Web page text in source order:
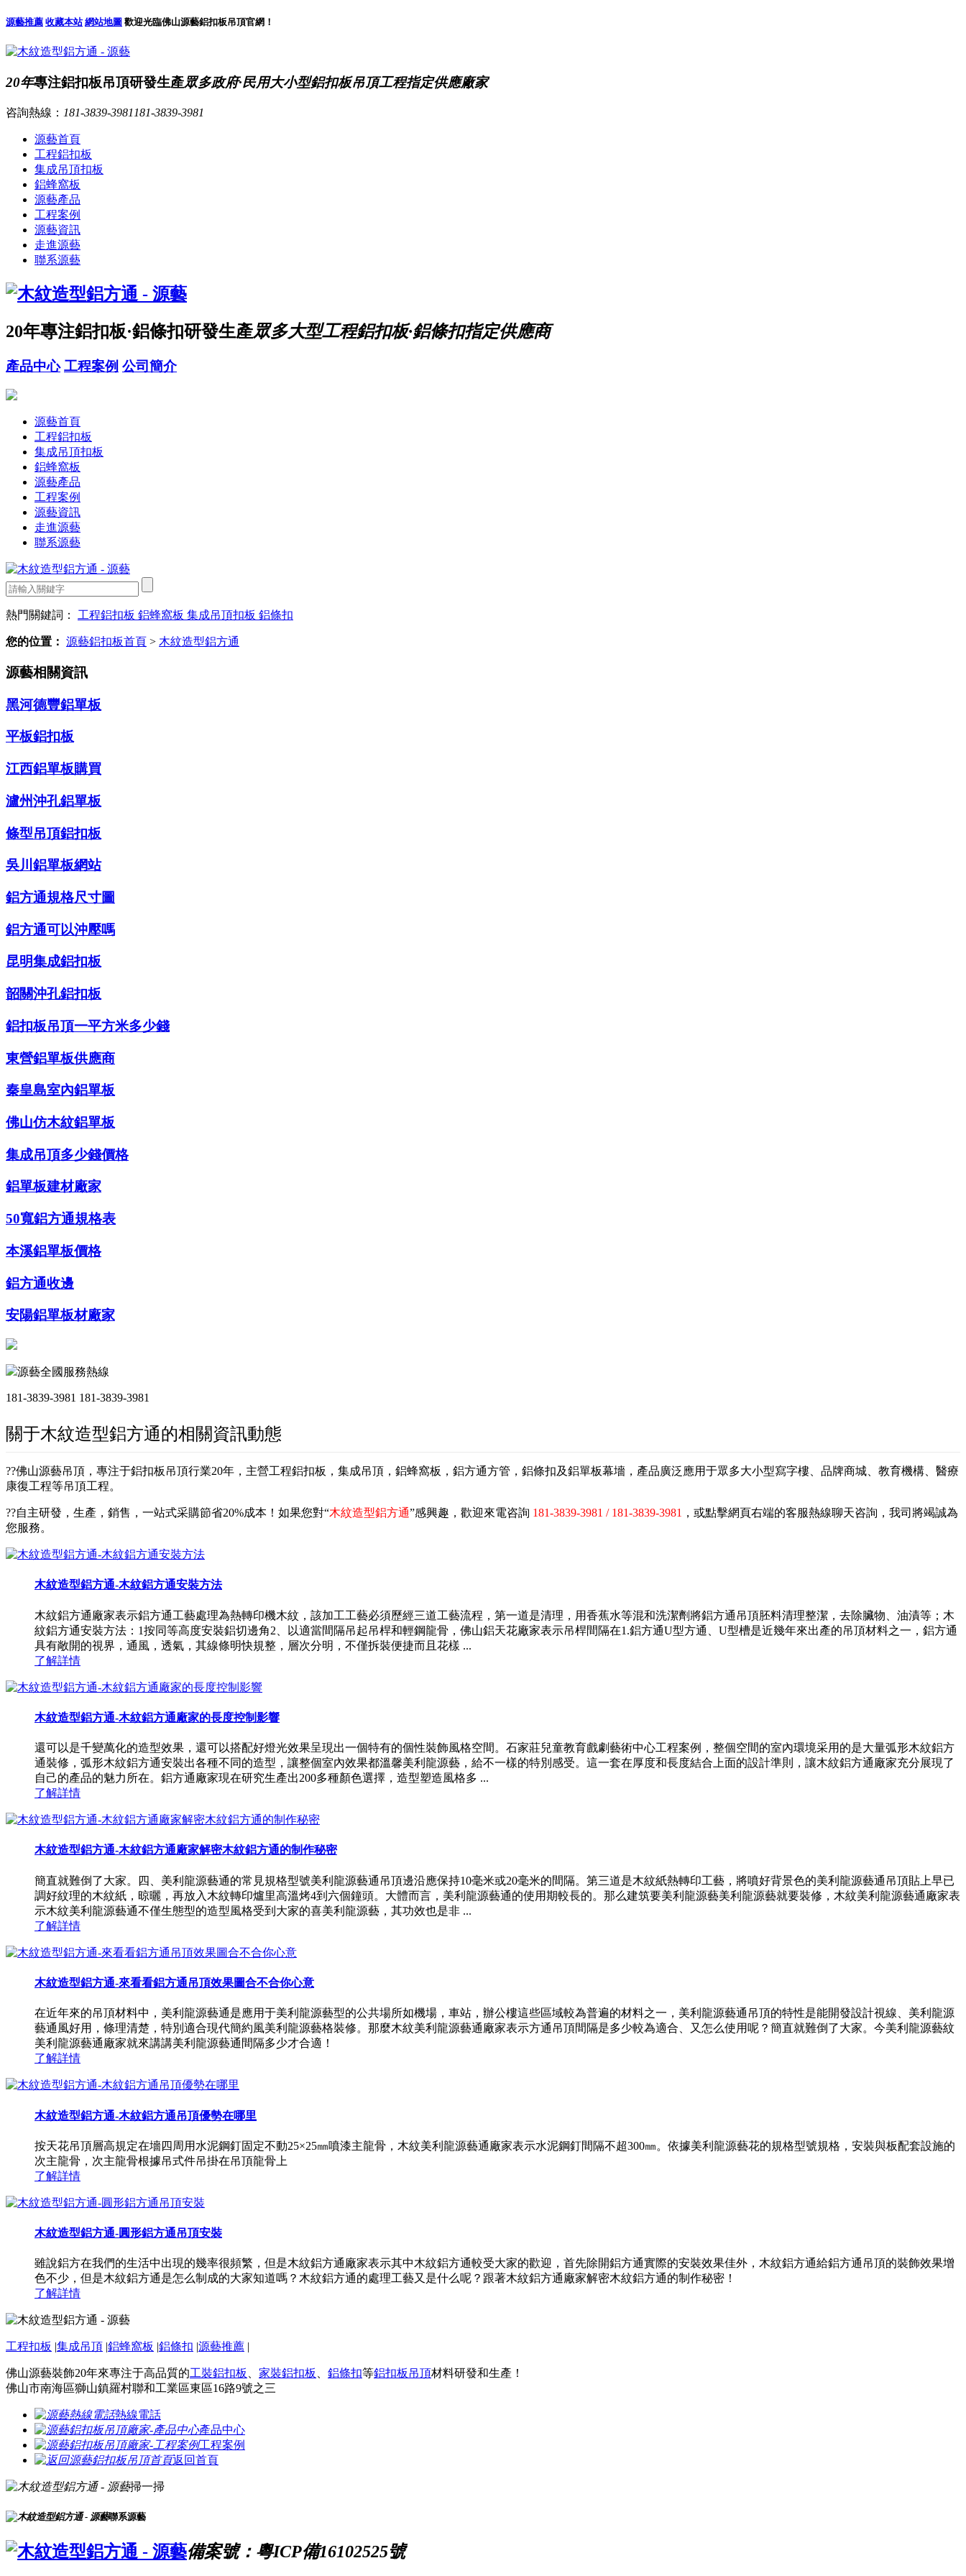
源藝推薦 收藏本站 網站地圖 歡迎光臨佛山源藝鋁扣板吊頂官網！
20年專注鋁扣板吊頂研發生產眾多政府·民用大小型鋁扣板吊頂工程指定供應廠家
咨詢熱線： 181-3839-3981 181-3839-3981
源藝首頁
工程鋁扣板
集成吊頂扣板
鋁蜂窩板
源藝產品
工程案例
源藝資訊
走進源藝
聯系源藝
20年專注鋁扣板·鋁條扣研發生產眾多大型工程鋁扣板·鋁條扣指定供應商
產品中心 工程案例 公司簡介
源藝首頁
工程鋁扣板
集成吊頂扣板
鋁蜂窩板
源藝產品
工程案例
源藝資訊
走進源藝
聯系源藝
熱門關鍵詞： 工程鋁扣板 鋁蜂窩板 集成吊頂扣板 鋁條扣
您的位置： 源藝鋁扣板首頁 > 木紋造型鋁方通
源藝相關資訊
黑河德豐鋁單板
平板鋁扣板
江西鋁單板購買
瀘州沖孔鋁單板
條型吊頂鋁扣板
吳川鋁單板網站
鋁方通規格尺寸圖
鋁方通可以沖壓嗎
昆明集成鋁扣板
韶關沖孔鋁扣板
鋁扣板吊頂一平方米多少錢
東營鋁單板供應商
秦皇島室內鋁單板
佛山仿木紋鋁單板
集成吊頂多少錢價格
鋁單板建材廠家
50寬鋁方通規格表
本溪鋁單板價格
鋁方通收邊
安陽鋁單板材廠家
源藝全國服務熱線
181-3839-3981 181-3839-3981
關于木紋造型鋁方通的相關資訊動態
??佛山源藝吊頂，專注于鋁扣板吊頂行業20年，主營工程鋁扣板，集成吊頂，鋁蜂窩板，鋁方通方管，鋁條扣及鋁單板幕墻，產品廣泛應用于眾多大小型寫字樓、品牌商城、教育機構、醫療
康復工程等吊頂工程。
??自主研發，生產，銷售，一站式采購節省20%成本！如果您對“木紋造型鋁方通”感興趣，歡迎來電咨詢 181-3839-3981 / 181-3839-3981 ，或點擊網頁右端的客服熱線聊天咨詢，我司將竭誠為
您服務。
木紋造型鋁方通-木紋鋁方通安裝方法
木紋鋁方通廠家表示鋁方通工藝處理為熱轉印機木紋，該加工工藝必須歷經三道工藝流程，第一道是清理，用香蕉水等混和洗潔劑將鋁方通吊頂胚料清理整潔，去除臟物、油漬等；木
紋鋁方通安裝方法：1按同等高度安裝鋁切邊角2、以適當間隔吊起吊桿和輕鋼龍骨，佛山鋁天花廠家表示吊桿間隔在1.鋁方通U型方通、U型槽是近幾年來出產的吊頂材料之一，鋁方通
具有敞開的視界，通風，透氣，其線條明快規整，層次分明，不僅拆裝便捷而且花樣 ...
了解詳情
木紋造型鋁方通-木紋鋁方通廠家的長度控制影響
還可以是千變萬化的造型效果，還可以搭配好燈光效果呈現出一個特有的個性裝飾風格空間。石家莊兒童教育戲劇藝術中心工程案例，整個空間的室內環境采用的是大量弧形木紋鋁方
通裝修，弧形木紋鋁方通安裝出各種不同的造型，讓整個室內效果都溫馨美利龍源藝，給不一樣的特別感受。這一套在厚度和長度結合上面的設計準則，讓木紋鋁方通廠家充分展現了
自己的產品的魅力所在。鋁方通廠家現在研究生產出200多種顏色選擇，造型塑造風格多 ...
了解詳情
木紋造型鋁方通-木紋鋁方通廠家解密木紋鋁方通的制作秘密
簡直就難倒了大家。四、美利龍源藝通的常見規格型號美利龍源藝通吊頂邊沿應保持10毫米或20毫米的間隔。第三道是木紋紙熱轉印工藝，將噴好背景色的美利龍源藝通吊頂貼上早已
調好紋理的木紋紙，晾曬，再放入木紋轉印爐里高溫烤4到六個鐘頭。大體而言，美利龍源藝通的使用期較長的。那么建筑要美利龍源藝美利龍源藝就要裝修，木紋美利龍源藝通廠家表
示木紋美利龍源藝通不僅生態型的造型風格受到大家的喜美利龍源藝，其功效也是非 ...
了解詳情
木紋造型鋁方通-來看看鋁方通吊頂效果圖合不合你心意
在近年來的吊頂材料中，美利龍源藝通是應用于美利龍源藝型的公共場所如機場，車站，辦公樓這些區域較為普遍的材料之一，美利龍源藝通吊頂的特性是能開發設計視線、美利龍源
藝通風好用，條理清楚，特別適合現代簡約風美利龍源藝格裝修。那麼木紋美利龍源藝通廠家表示方通吊頂間隔是多少較為適合、又怎么使用呢？簡直就難倒了大家。今美利龍源藝紋
美利龍源藝通廠家就來講講美利龍源藝通間隔多少才合適！
了解詳情
木紋造型鋁方通-木紋鋁方通吊頂優勢在哪里
按天花吊頂層高規定在墻四周用水泥鋼釘固定不動25×25㎜噴漆主龍骨，木紋美利龍源藝通廠家表示水泥鋼釘間隔不超300㎜。依據美利龍源藝花的規格型號規格，安裝與板配套設施的
次主龍骨，次主龍骨根據吊式件吊掛在吊頂龍骨上
了解詳情
木紋造型鋁方通-圓形鋁方通吊頂安裝
雖說鋁方在我們的生活中出現的幾率很頻繁，但是木紋鋁方通廠家表示其中木紋鋁方通較受大家的歡迎，首先除開鋁方通實際的安裝效果佳外，木紋鋁方通給鋁方通吊頂的裝飾效果增
色不少，但是木紋鋁方通是怎么制成的大家知道嗎？木紋鋁方通的處理工藝又是什么呢？跟著木紋鋁方通廠家解密木紋鋁方通的制作秘密！
了解詳情
工程扣板 |集成吊頂 |鋁蜂窩板 |鋁條扣 |源藝推薦 |
佛山源藝裝飾20年來專注于高品質的工裝鋁扣板 家裝鋁扣板 鋁條扣等鋁扣板吊頂材料研發和生產！
佛山市南海區獅山鎮羅村聯和工業區東區16路9號之三
熱線電話
產品中心
工程案例
返回首頁
掃一掃
聯系源藝
備案號：粵ICP備16102525號